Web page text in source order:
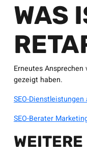
WAS
Erneutes
gezeigt haben.
SEO-Dienstleistungen
SEO-Berater